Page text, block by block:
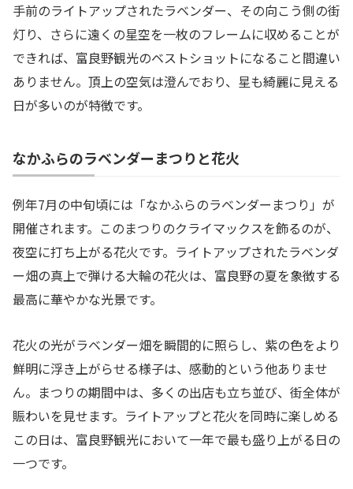
手前のライトアップされたラベンダー、その向こう側の街
灯り、さらに遠くの星空を一枚のフレームに収めることが
できれば、富良野観光のベストショットになること間違い
ありません。頂上の空気は澄んでおり、星も綺麗に見える
日が多いのが特徴です。
なかふらのラベンダーまつりと花火
例年7月の中旬頃には「なかふらのラベンダーまつり」が
開催されます。このまつりのクライマックスを飾るのが、
夜空に打ち上がる花火です。ライトアップされたラベンダ
ー畑の真上で弾ける大輪の花火は、富良野の夏を象徴する
最高に華やかな光景です。
花火の光がラベンダー畑を瞬間的に照らし、紫の色をより
鮮明に浮き上がらせる様子は、感動的という他ありませ
ん。まつりの期間中は、多くの出店も立ち並び、街全体が
賑わいを見せます。ライトアップと花火を同時に楽しめる
この日は、富良野観光において一年で最も盛り上がる日の
一つです。